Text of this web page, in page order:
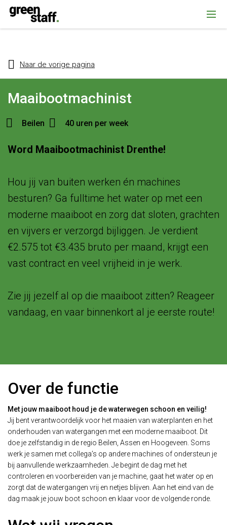
{ "@context": "https://schema.org", "@type": "Organization", "name":
""Greenstaff, "url": "https://www.greenstaff.nl", "logo": "" }
Naar de vorige pagina
Maaibootmachinist
Beilen 40 uren per week
Word Maaibootmachinist Drenthe!
Hou jij van buiten werken én machines
besturen? Ga fulltime het water op met een
moderne maaiboot en zorg dat sloten, grachten
en vijvers er verzorgd bijliggen. Je verdient
€2.575 tot €3.435 bruto per maand, krijgt een
vast contract en veel vrijheid in je werk.
Zie jij jezelf al op die maaiboot zitten? Reageer
vandaag, en vaar binnenkort al je eerste route!
Over de functie
Met jouw maaiboot houd je de waterwegen schoon en veilig!
Jij bent verantwoordelijk voor het maaien van waterplanten en het
onderhouden van watergangen met een moderne maaiboot. Dit
doe je zelfstandig in de regio Beilen, Assen en Hoogeveen. Soms
werk je samen met collega’s op andere machines of ondersteun je
bij aanvullende werkzaamheden. Je begint de dag met het
controleren en voorbereiden van je machine, gaat het water op en
zorgt dat de watergangen vrij en netjes blijven. Aan het eind van de
dag maak je jouw boot schoon en klaar voor de volgende ronde.